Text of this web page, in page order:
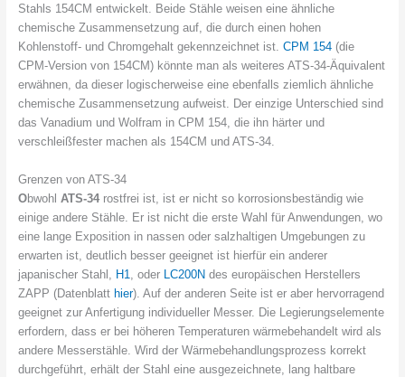
Stahls 154CM entwickelt. Beide Stähle weisen eine ähnliche
chemische Zusammensetzung auf, die durch einen hohen
Kohlenstoff- und Chromgehalt gekennzeichnet ist. CPM 154(die
CPM-Version von 154CM) könnte man als weiteres ATS-34-Äquivalent
erwähnen, da dieser logischerweise eine ebenfalls ziemlich ähnliche
chemische Zusammensetzung aufweist. Der einzige Unterschied sind
das Vanadium und Wolfram in CPM 154, die ihn härter und
verschleißfester machen als 154CM und ATS-34.
Grenzen von ATS-34
Obwohl ATS-34rostfrei ist, ist er nicht so korrosionsbeständig wie
einige andere Stähle. Er ist nicht die erste Wahl für Anwendungen, wo
eine lange Exposition in nassen oder salzhaltigen Umgebungen zu
erwarten ist, deutlich besser geeignet ist hierfür ein anderer
japanischer Stahl,
H1 , oder LC200N des europäischen Herstellers
ZAPP (Datenblatt hier). Auf der anderen Seite ist er aber hervorragend
geeignet zur Anfertigung individueller Messer. Die Legierungselemente
erfordern, dass er bei höheren Temperaturen wärmebehandelt wird als
andere Messerstähle. Wird der Wärmebehandlungsprozess korrekt
durchgeführt, erhält der Stahl eine ausgezeichnete, lang haltbare